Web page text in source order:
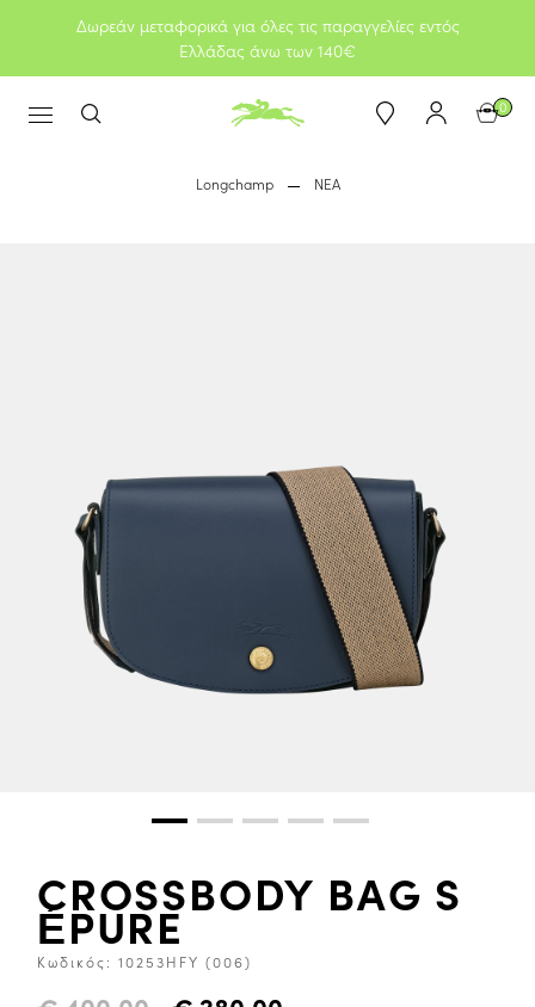
Δωρεάν μεταφορικά για όλες τις παραγγελίες εντός
Ελλάδας άνω των 140€
0
Longchamp ΝΕΑ
CROSSBODY BAG S
ÉPURE
Κωδικός: 10253HFY (006)